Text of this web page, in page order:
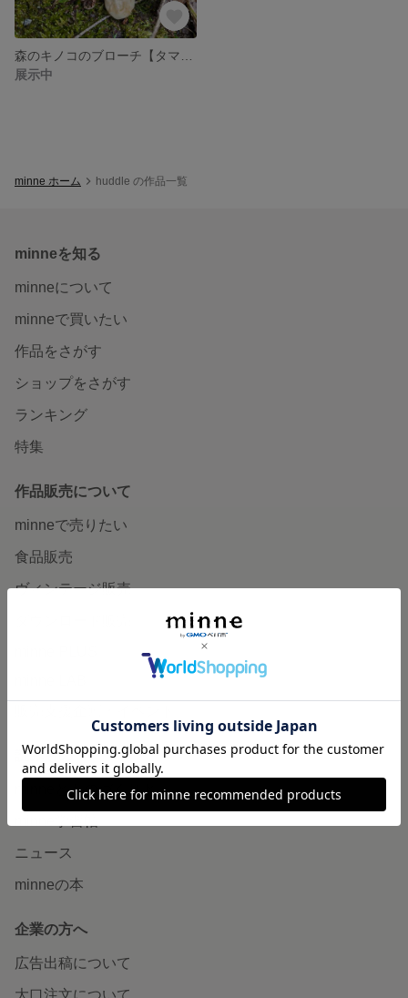
展示中
minne ホーム huddle の作品一覧
minneを知る
minneについて
minneで買いたい
作品をさがす
ショップをさがす
ランキング
特集
作品販売について
minneで売りたい
食品販売
ヴィンテージ販売
読みもの
minneとものづくりと
ニュース
minneの本
企業の方へ
広告出稿について
大口注文について